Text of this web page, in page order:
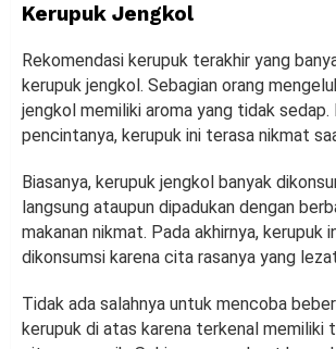
Kerupuk Jengkol
Rekomendasi kerupuk terakhir yang
kerupuk jengkol. Sebagian orang
jengkol memiliki aroma yang tidak sedap.
pencintanya, kerupuk ini terasa nikmat
Biasanya, kerupuk jengkol banyak
langsung ataupun dipadukan dengan
makanan nikmat. Pada akhirnya, kerupuk
dikonsumsi karena cita rasanya yang
Tidak ada salahnya untuk mencoba
kerupuk di atas karena terkenal memiliki